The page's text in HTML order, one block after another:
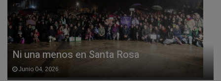
Ni una menos en Santa Rosa
Junio 04, 2026